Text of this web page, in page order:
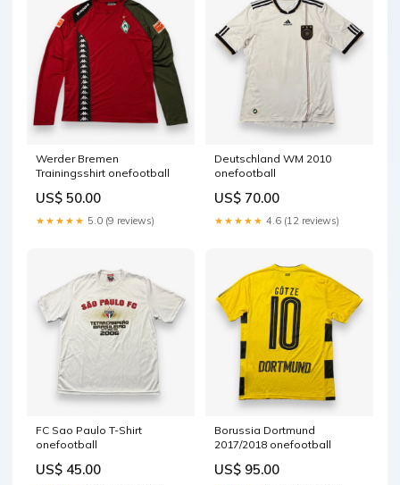
Werder Bremen
Trainingsshirt onefootball
US$ 50.00
★★★★★ 5.0 (9 reviews)
Deutschland WM 2010
onefootball
US$ 70.00
★★★★★ 4.6 (12 reviews)
FC Sao Paulo T-Shirt
onefootball
US$ 45.00
Borussia Dortmund
2017/2018 onefootball
US$ 95.00